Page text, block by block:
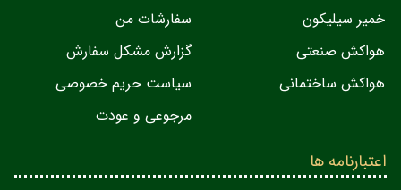
خمیر سیلیکون
هواکش صنعتی
هواکش ساختمانی
سفارشات من
گزارش مشکل سفارش
سیاست حریم خصوصی
مرجوعی و عودت
اعتبارنامه ها